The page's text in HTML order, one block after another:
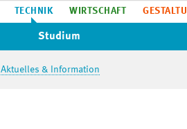
TECHNIK WIRTSCHAFT
Studium
Aktuelles & Information